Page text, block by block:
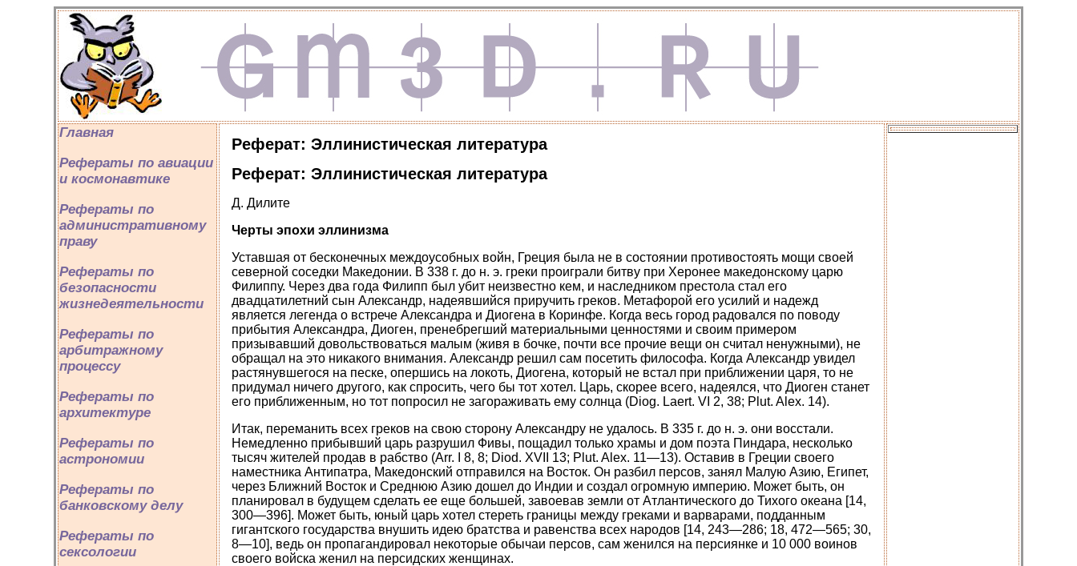
Главная
Рефераты по авиации
и космонавтике
Рефераты по
административному
праву
Рефераты по
безопасности
жизнедеятельности
Рефераты по
арбитражному
процессу
Рефераты по
архитектуре
Рефераты по
астрономии
Рефераты по
банковскому делу
Рефераты по
сексологии
Реферат: Эллинистическая литература
Реферат: Эллинистическая литература
Д. Дилите
Черты эпохи эллинизма
Уставшая от бесконечных междоусобных войн, Греция была не в состоянии противостоять мощи своей
северной соседки Македонии. В 338 г. до н. э. греки проиграли битву при Херонее македонскому царю
Филиппу. Через два года Филипп был убит неизвестно кем, и наследником престола стал его
двадцатилетний сын Александр, надеявшийся приручить греков. Метафорой его усилий и надежд
является легенда о встрече Александра и Диогена в Коринфе. Когда весь город радовался по поводу
прибытия Александра, Диоген, пренебрегший материальными ценностями и своим примером
призывавший довольствоваться малым (живя в бочке, почти все прочие вещи он считал ненужными), не
обращал на это никакого внимания. Александр решил сам посетить философа. Когда Александр увидел
растянувшегося на песке, опершись на локоть, Диогена, который не встал при приближении царя, то не
придумал ничего другого, как спросить, чего бы тот хотел. Царь, скорее всего, надеялся, что Диоген станет
его приближенным, но тот попросил не загораживать ему солнца (Diog. Laert. VI 2, 38; Plut. Alex. 14).
Итак, переманить всех греков на свою сторону Александру не удалось. В 335 г. до н. э. они восстали.
Немедленно прибывший царь разрушил Фивы, пощадил только храмы и дом поэта Пиндара, несколько
тысяч жителей продав в рабство (Arr. I 8, 8; Diod. XVII 13; Plut. Alex. 11—13). Оставив в Греции своего
наместника Антипатра, Македонский отправился на Восток. Он разбил персов, занял Малую Азию, Египет,
через Ближний Восток и Среднюю Азию дошел до Индии и создал огромную империю. Может быть, он
планировал в будущем сделать ее еще большей, завоевав земли от Атлантического до Тихого океана [14,
300—396]. Может быть, юный царь хотел стереть границы между греками и варварами, подданным
гигантского государства внушить идею братства и равенства всех народов [14, 243—286; 18, 472—565; 30,
8—10], ведь он пропагандировал некоторые обычаи персов, сам женился на персиянке и 10 000 воинов
своего войска женил на персидских женщинах.